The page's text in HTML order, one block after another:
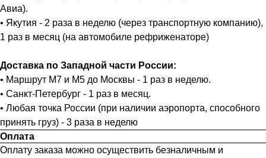
Авиа).
• Якутия - 2 раза в неделю (через транспортную компанию),
1 раз в месяц (на автомобиле рефриженаторе)
Доставка по Западной части России:
• Маршрут М7 и М5 до Москвы - 1 раз в неделю.
• Санкт-Петербург - 1 раз в месяц.
• Любая точка России (при наличии аэропорта, способного
принять груз) - 3 раза в неделю
Оплата
Оплату заказа можно осуществить безналичным и